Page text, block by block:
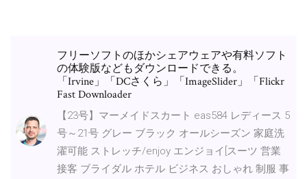
フリーソフトのほかシェアウェアや有料ソフト
の体験版などもダウンロードできる。
「Irvine」「DCさくら」「ImageSlider」「Flickr
Fast Downloader
【23号】マーメイドスカート eas584 レディース 5
号～21号 グレー ブラック オールシーズン 家庭洗
濯可能 ストレッチ/enjoy エンジョイ[スーツ 営業
接客 ブライダル ホテル ビジネス おしゃれ 制服 事